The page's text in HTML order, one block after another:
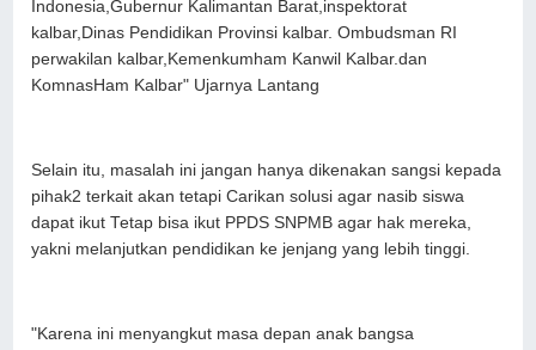
Indonesia,Gubernur Kalimantan Barat,inspektorat
kalbar,Dinas Pendidikan Provinsi kalbar. Ombudsman RI
perwakilan kalbar,Kemenkumham Kanwil Kalbar.dan
KomnasHam Kalbar" Ujarnya Lantang
Selain itu, masalah ini jangan hanya dikenakan sangsi kepada
pihak2 terkait akan tetapi Carikan solusi agar nasib siswa
dapat ikut Tetap bisa ikut PPDS SNPMB agar hak mereka,
yakni melanjutkan pendidikan ke jenjang yang lebih tinggi.
"Karena ini menyangkut masa depan anak bangsa